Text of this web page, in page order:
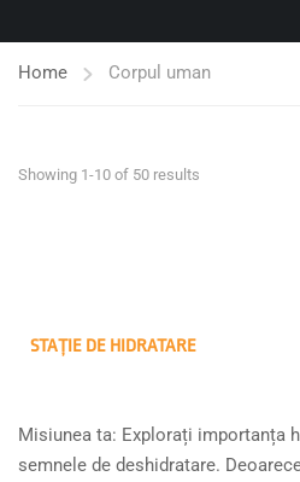
Home Corpul uman
Showing 1-10 of 50 results
STAȚIE DE HIDRATARE
Misiunea ta: Explorați importanța
semnele de deshidratare.